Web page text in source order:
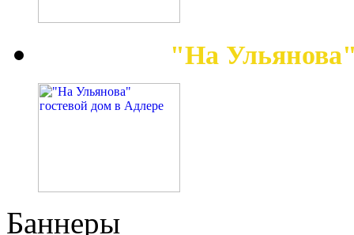
"На Ульянова"
Баннеры